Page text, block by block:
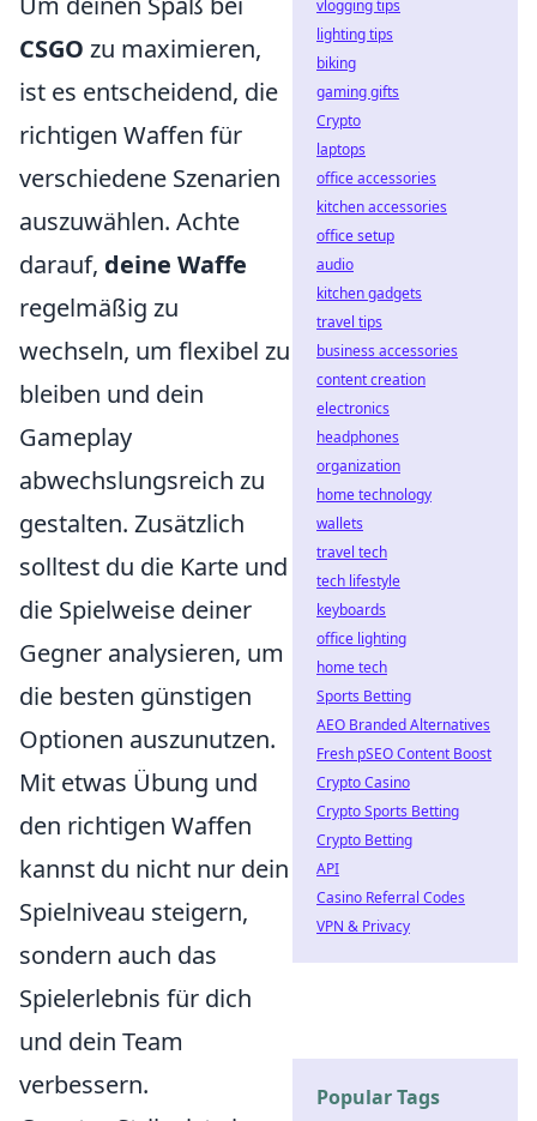
CSGO zu maximieren,
ist es entscheidend, die
richtigen Waffen für
verschiedene Szenarien
auszuwählen. Achte
darauf, deine Waffe
regelmäßig zu
wechseln, um flexibel zu
bleiben und dein
Gameplay
abwechslungsreich zu
gestalten. Zusätzlich
solltest du die Karte und
die Spielweise deiner
Gegner analysieren, um
die besten günstigen
Optionen auszunutzen.
Mit etwas Übung und
den richtigen Waffen
kannst du nicht nur dein
Spielniveau steigern,
sondern auch das
Spielerlebnis für dich
und dein Team
verbessern.
vlogging tips
lighting tips
biking
gaming gifts
Crypto
laptops
office accessories
kitchen accessories
office setup
audio
kitchen gadgets
travel tips
business accessories
content creation
electronics
headphones
organization
home technology
wallets
travel tech
tech lifestyle
keyboards
office lighting
home tech
Sports Betting
AEO Branded Alternatives
Fresh pSEO Content Boost
Crypto Casino
Crypto Sports Betting
Crypto Betting
API
Casino Referral Codes
VPN & Privacy
Popular Tags